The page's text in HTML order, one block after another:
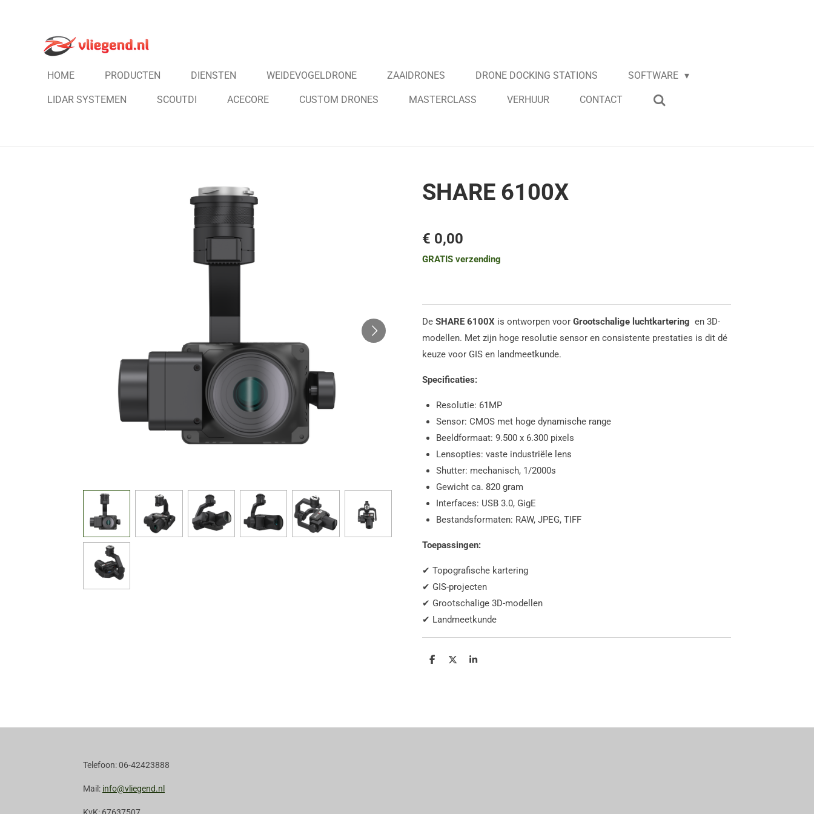
hoofdinhoudHOME PRODUCTEN DIENSTEN WEIDEVOGELDRONE ZAAIDRONES DRONE DOCKING STATIONS SOFTWARE
LIDAR SYSTEMEN SCOUTDI ACECORE CUSTOM DRONES MASTERCLASS VERHUUR CONTACT
SHARE 6100X
€ 0,00
GRATIS verzending
De SHARE 6100X is ontworpen voor Grootschalige luchtkartering en 3D-
modellen. Met zijn hoge resolutie sensor en consistente prestaties is dit dé
keuze voor GIS en landmeetkunde.
Specificaties:
Resolutie: 61MP
Sensor: CMOS met hoge dynamische range
Beeldformaat: 9.500 x 6.300 pixels
Lensopties: vaste industriële lens
Shutter: mechanisch, 1/2000s
Gewicht ca. 820 gram
Interfaces: USB 3.0, GigE
Bestandsformaten: RAW, JPEG, TIFF
Toepassingen:
✔ Topografische kartering
✔ GIS-projecten
✔ Grootschalige 3D-modellen
✔ Landmeetkunde
DelenDeel Share
Telefoon: 06-42423888
Mail: info@vliegend.nl
KvK: 67637507